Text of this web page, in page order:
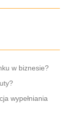
w biznesie?
wypełniania